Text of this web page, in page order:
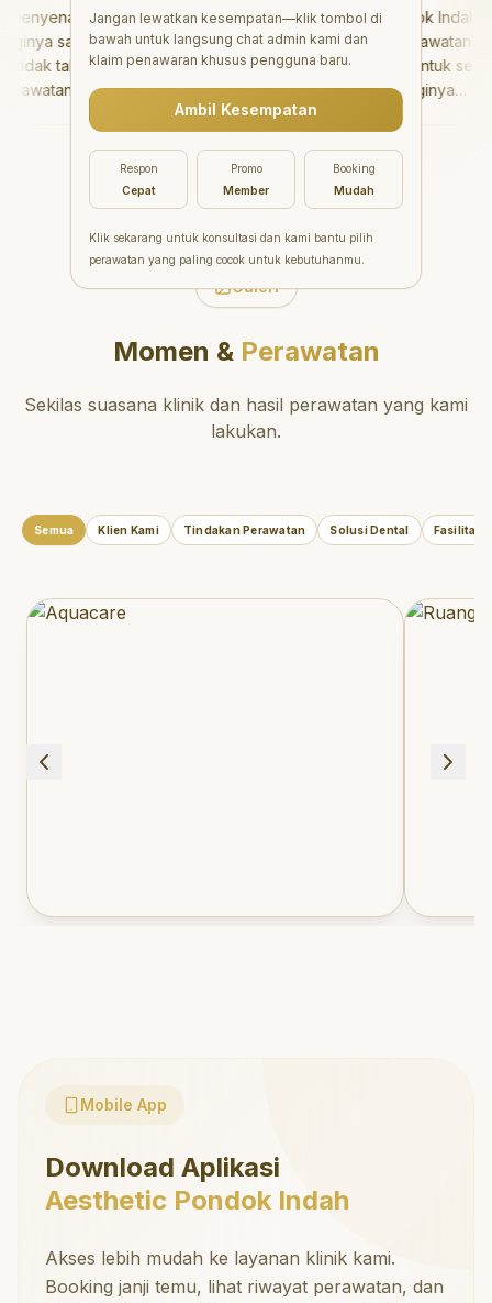
sangat baik
takut sama
tidak
setelahnya.
ke dokter
"Aesthetic Pondok Indah
menawarkan perawatan gigi
yang luar biasa untuk semua
orang. Dokter giginya
profesional, ramah, dan
meluangkan waktu untuk
mengedukasi pasien tentang
kesehatan gigi dan mulut
yang baik. Klinik ini terletak di
daerah yang strategis,
sehingga nyaman untuk
direkomendasikan untuk
dan berkualitas!
Galeri
Momen &Perawatan
Sekilas suasana klinik dan hasil perawatan yang kami
lakukan.
Semua Klien Kami Tindakan Perawatan Solusi Dental Fasilitas
Mobile App
Download Aplikasi
Aesthetic Pondok Indah
Akses lebih mudah ke layanan klinik kami.
Booking janji temu, lihat riwayat perawatan, dan
Jangan lewatkan kesempatan—klik tombol di
bawah untuk langsung chat admin kami dan
klaim penawaran khusus pengguna baru.
Ambil Kesempatan
Respon
Cepat
Promo
Member
Booking
Mudah
Klik sekarang untuk konsultasi dan kami bantu pilih
perawatan yang paling cocok untuk kebutuhanmu.